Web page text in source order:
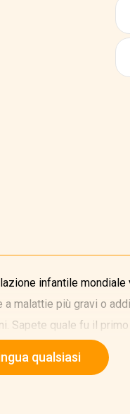
infantile
malattie più gravi o
Sapete quale fu il
qualsiasi